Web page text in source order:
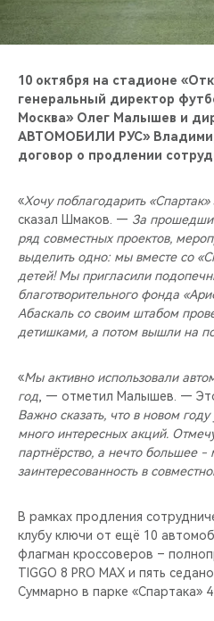
CHERY И СПОРТ
НАШИ МЕРОПРИЯТИЯ
ВИДЕООБЗОРЫ
10 октября на стадионе
генеральный директор
Москва» Олег Малышев и
АВТОМОБИЛИ РУС»
договор о продлении
«Хочу поблагодарить
сказал Шмаков. — За
ряд совместных проектов,
выделить одно: мы вместе со
детей! Мы пригласили
благотворительного фонда
Абаскаль со своим штабом
детишками, а потом вышли на
«Мы активно использовали
год , — отметил Малышев. —
Важно сказать, что в новом
много интересных акций.
партнёрство, а нечто большее
заинтересованность в
В рамках продления
клубу ключи от ещё 10
флагман кроссоверов –
TIGGO 8 PRO MAX и пять
Суммарно в парке «Спартака»